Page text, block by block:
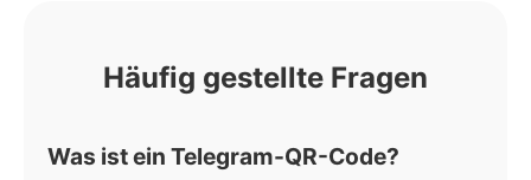
Häufig gestellte Fragen
Was ist ein Telegram-QR-Code?